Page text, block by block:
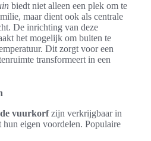
biedt niet alleen een plek om te
maar dient ook als centrale
De inrichting van deze
het mogelijk om buiten te
Dit zorgt voor een
transformeert in een
vuurkorfzijn verkrijgbaar in
hun eigen voordelen. Populaire